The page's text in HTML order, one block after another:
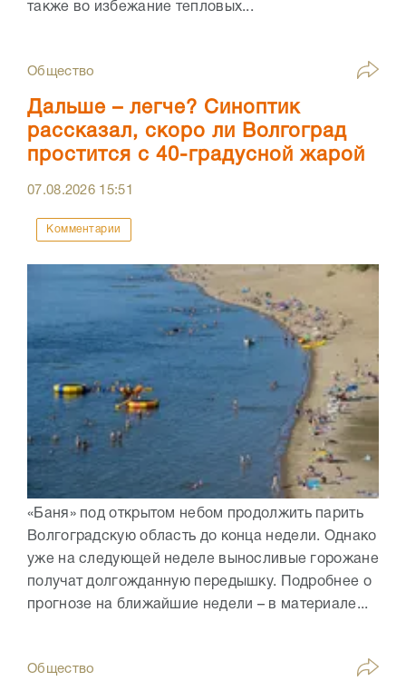
также во избежание тепловых...
Общество
Дальше – легче? Синоптик
рассказал, скоро ли Волгоград
простится с 40-градусной жарой
07.08.2026 15:51
Комментарии
«Баня» под открытом небом продолжить парить
Волгоградскую область до конца недели. Однако
уже на следующей неделе выносливые горожане
получат долгожданную передышку. Подробнее о
прогнозе на ближайшие недели – в материале...
Общество